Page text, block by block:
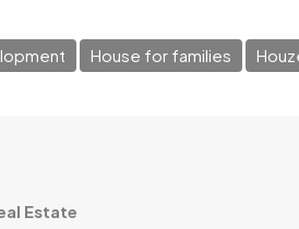
House for families
Estate